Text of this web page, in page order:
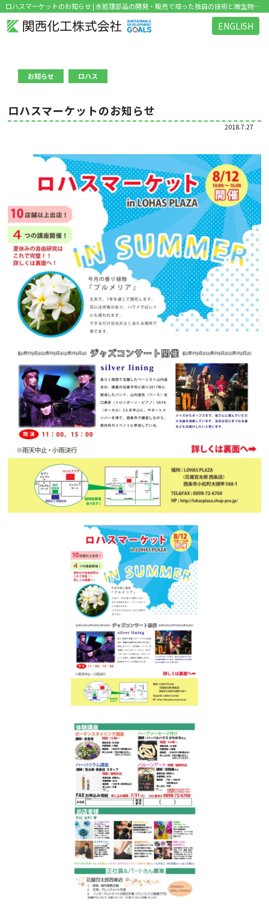
ロハスマーケットのお知らせ | 水処理部品の開発・販売で培った独自の技術と微生物研究のノウハウを活かした環境関連ビジネス を展開
ENGLISH
お知らせ ロハス
ロハスマーケットのお知らせ
2018.7.27